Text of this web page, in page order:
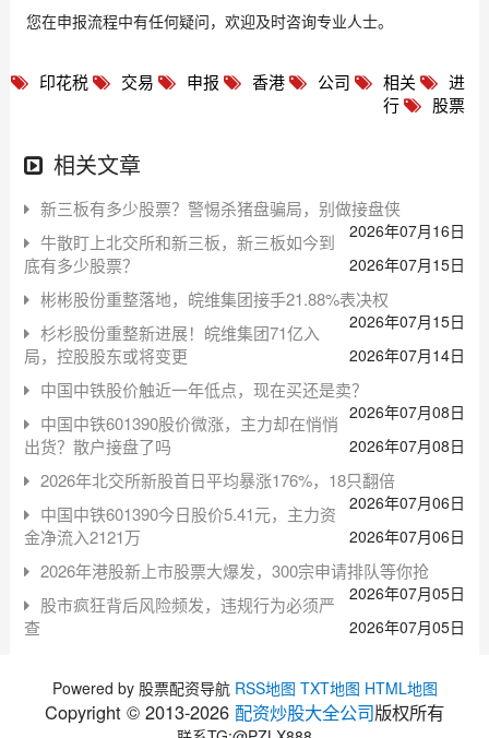
您在申报流程中有任何疑问，欢迎及时咨询专业人士。
印花税 交易 申报 香港 公司 相关
进
行
股票
相关文章
新三板有多少股票？警惕杀猪盘骗局，别做接盘侠
2026年07月16日
牛散盯上北交所和新三板，新三板如今到
底有多少股票？
2026年07月15日
彬彬股份重整落地，皖维集团接手21.88%表决权
2026年07月15日
杉杉股份重整新进展！皖维集团71亿入
局，控股股东或将变更
2026年07月14日
中国中铁股价触近一年低点，现在买还是卖？
2026年07月08日
中国中铁601390股价微涨，主力却在悄悄
出货？散户接盘了吗
2026年07月08日
2026年北交所新股首日平均暴涨176%，18只翻倍
2026年07月06日
中国中铁601390今日股价5.41元，主力资
金净流入2121万
2026年07月06日
2026年港股新上市股票大爆发，300宗申请排队等你抢
2026年07月05日
股市疯狂背后风险频发，违规行为必须严
查
2026年07月05日
Powered by 股票配资导航 RSS地图 TXT地图 HTML地图
Copyright © 2013-2026 配资炒股大全公司版权所有